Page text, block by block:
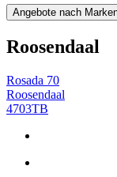
Angebote nach
Roosendaal
Rosada 70
Roosendaal
4703TB